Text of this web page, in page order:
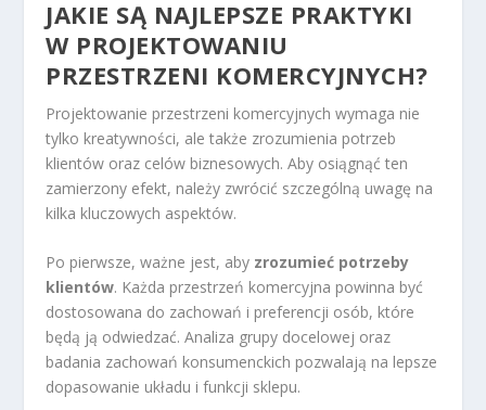
JAKIE SĄ NAJLEPSZE PRAKTYKI
W PROJEKTOWANIU
PRZESTRZENI KOMERCYJNYCH?
Projektowanie przestrzeni komercyjnych wymaga nie
tylko kreatywności, ale także zrozumienia potrzeb
klientów oraz celów biznesowych. Aby osiągnąć ten
zamierzony efekt, należy zwrócić szczególną uwagę na
kilka kluczowych aspektów.
Po pierwsze, ważne jest, aby zrozumieć potrzeby
klientów. Każda przestrzeń komercyjna powinna być
dostosowana do zachowań i preferencji osób, które
będą ją odwiedzać. Analiza grupy docelowej oraz
badania zachowań konsumenckich pozwalają na lepsze
dopasowanie układu i funkcji sklepu.